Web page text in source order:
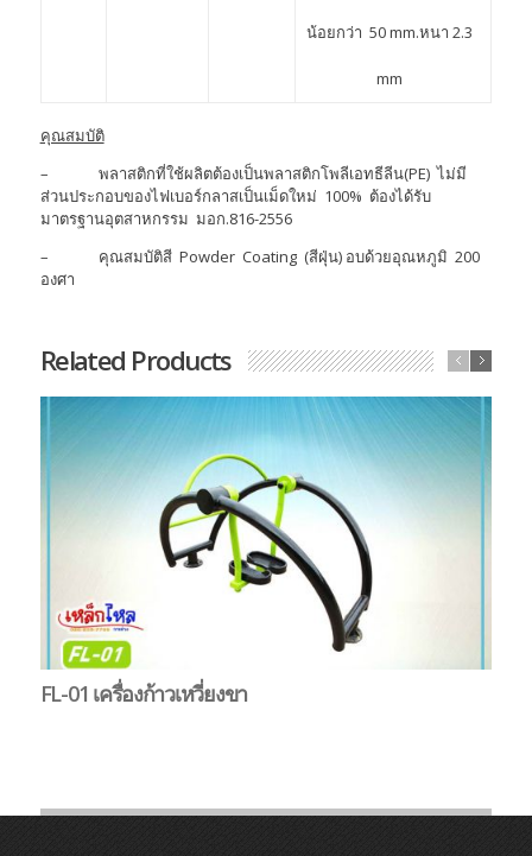
น้อยกว่า 50 mm.หนา 2.3
mm
คุณสมบัติ
– พลาสติกที่ใช้ผลิตต้องเป็นพลาสติกโพลีเอทธีลีน(PE) ไม่มี
ส่วนประกอบของไฟเบอร์กลาสเป็นเม็ดใหม่ 100% ต้องได้รับ
มาตรฐานอุตสาหกรรม มอก.816-2556
– คุณสมบัติสี Powder Coating (สีฝุ่น) อบด้วยอุณหภูมิ 200
องศา
Related Products
FL-01 เครื่องก้าวเหวี่ยงขา